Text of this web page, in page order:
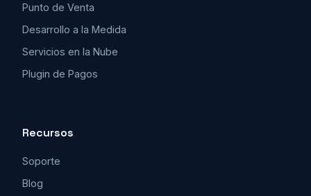
Punto de Venta
Desarrollo a la Medida
Servicios en la Nube
Plugin de Pagos
Recursos
Soporte
Blog